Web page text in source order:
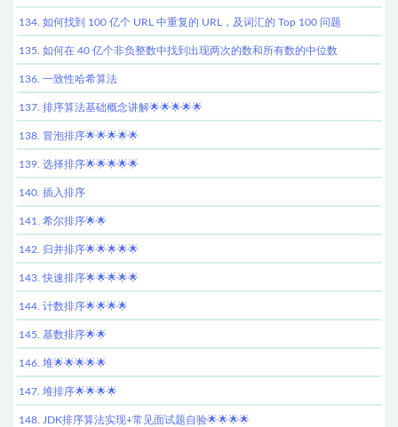
134. 如何找到 100 亿个 URL 中重复的 URL，及词汇的 Top 100 问题
135. 如何在 40 亿个非负整数中找到出现两次的数和所有数的中位数
136. 一致性哈希算法
137. 排序算法基础概念讲解🌟🌟🌟🌟🌟
138. 冒泡排序🌟🌟🌟🌟🌟
139. 选择排序🌟🌟🌟🌟🌟
140. 插入排序
141. 希尔排序🌟🌟
142. 归并排序🌟🌟🌟🌟🌟
143. 快速排序🌟🌟🌟🌟🌟
144. 计数排序🌟🌟🌟🌟
145. 基数排序🌟🌟
146. 堆🌟🌟🌟🌟🌟
147. 堆排序🌟🌟🌟🌟
148. JDK排序算法实现+常见面试题自验🌟🌟🌟🌟